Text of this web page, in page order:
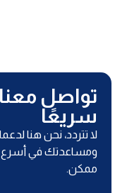
تواصل معنا
سريعًا
لا تتردد، نحن هنا
ومساعدتك في
ممكن.